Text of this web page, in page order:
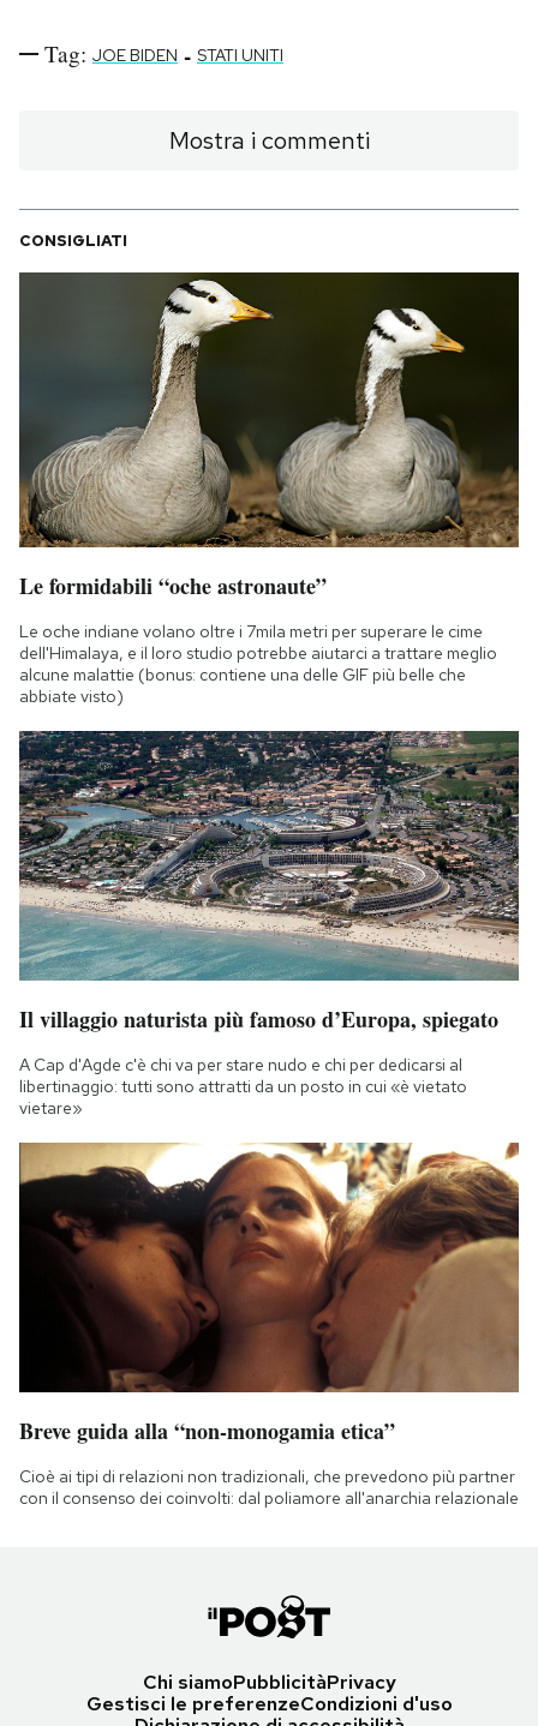
Tag: JOE BIDEN - STATI UNITI
Mostra i commenti
CONSIGLIATI
Le formidabili “oche astronaute”
Le oche indiane volano oltre i 7mila metri per superare le cime
dell'Himalaya, e il loro studio potrebbe aiutarci a trattare meglio
alcune malattie (bonus: contiene una delle GIF più belle che
abbiate visto)
Il villaggio naturista più famoso d’Europa, spiegato
A Cap d'Agde c'è chi va per stare nudo e chi per dedicarsi al
libertinaggio: tutti sono attratti da un posto in cui «è vietato
vietare»
Breve guida alla “non-monogamia etica”
Cioè ai tipi di relazioni non tradizionali, che prevedono più partner
con il consenso dei coinvolti: dal poliamore all'anarchia relazionale
Chi siamoPubblicitàPrivacy
Gestisci le preferenzeCondizioni d'uso